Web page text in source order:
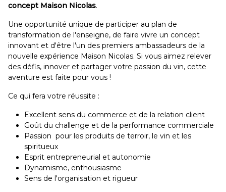
concept Maison Nicolas.
Une opportunité unique de participer au plan de
transformation de l'enseigne, de faire vivre un concept
innovant et d'être l'un des premiers ambassadeurs de la
nouvelle expérience Maison Nicolas. Si vous aimez relever
des défis, innover et partager votre passion du vin, cette
aventure est faite pour vous !
Ce qui fera votre réussite :
Excellent sens du commerce et de la relation client
Goût du challenge et de la performance commerciale
Passion pour les produits de terroir, le vin et les
spiritueux
Esprit entrepreneurial et autonomie
Dynamisme, enthousiasme
Sens de l'organisation et rigueur